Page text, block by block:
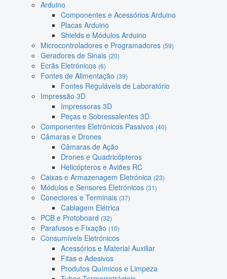
Arduino
Componentes e Acessórios Arduino
Placas Arduino
Shields e Módulos Arduino
Microcontroladores e Programadores (59)
Geradores de Sinais (20)
Ecrãs Eletrónicos (6)
Fontes de Alimentação (39)
Fontes Reguláveis de Laboratório
Impressão 3D
Impressoras 3D
Peças e Sobressalentes 3D
Componentes Eletrónicos Passivos (40)
Câmaras e Drones
Câmaras de Ação
Drones e Quadricópteros
Helicópteros e Aviões RC
Caixas e Armazenagem Eletrónica (23)
Módulos e Sensores Eletrónicos (31)
Conectores e Terminais (37)
Cablagem Elétrica
PCB e Protoboard (32)
Parafusos e Fixação (10)
Consumíveis Eletrónicos
Acessórios e Material Auxiliar
Fitas e Adesivos
Produtos Químicos e Limpeza